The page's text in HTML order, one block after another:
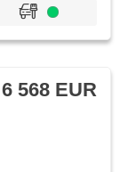
6 568 EUR